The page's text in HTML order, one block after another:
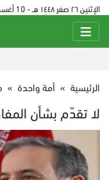
الإثنين ٢٦ صفر ١٤٤٨ هـ - 10 أغسطس 2026 م - الساعة 06:55 م
الرئيسية » أمة واحدة »
لا تقدّم بشأن